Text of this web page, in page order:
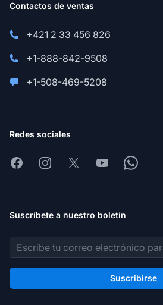
Contactos de ventas
+421 2 33 456 826
+1-888-842-9508
+1-508-469-5208
Redes sociales
FacebookInstagram
X YoutubeWhatsapp
Suscríbete a nuestro boletín
Dirección de correo electrónico
Suscribirse